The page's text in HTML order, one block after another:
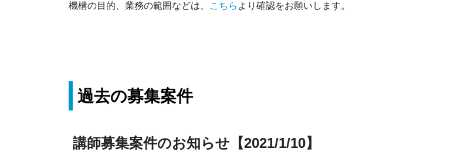
機構の目的、業務の範囲などは、 こちら より確認をお願いします。
過去の募集案件
講師募集案件のお知らせ【2021/1/10】